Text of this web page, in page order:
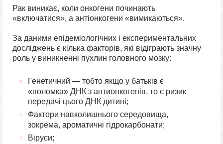
Рак виникає, коли онкогени починають
«включатися», а антіонкогени «вимикаються».
За даними епідеміологічних і експериментальних
досліджень є кілька факторів, які відіграють значну
роль у виникненні пухлин головного мозку:
Генетичний — тобто якщо у батьків є
«поломка» ДНК з антионкогенів, то є ризик
передачі цього ДНК дитині;
Фактори навколишнього середовища,
зокрема, ароматичні гідрокарбонати;
Віруси;